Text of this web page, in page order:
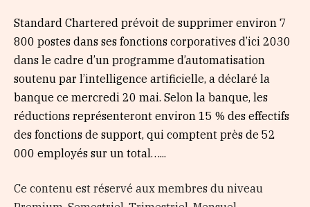
Standard Chartered prévoit de supprimer environ 7
800 postes dans ses fonctions corporatives d’ici 2030
dans le cadre d’un programme d’automatisation
soutenu par l’intelligence artificielle, a déclaré la
banque ce mercredi 20 mai. Selon la banque, les
réductions représenteront environ 15 % des effectifs
des fonctions de support, qui comptent près de 52
000 employés sur un total…...
Ce contenu est réservé aux membres du niveau